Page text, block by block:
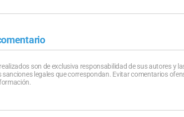
son de exclusiva responsabilidad de sus autores y
sanciones legales que correspondan. Evitar comentarios